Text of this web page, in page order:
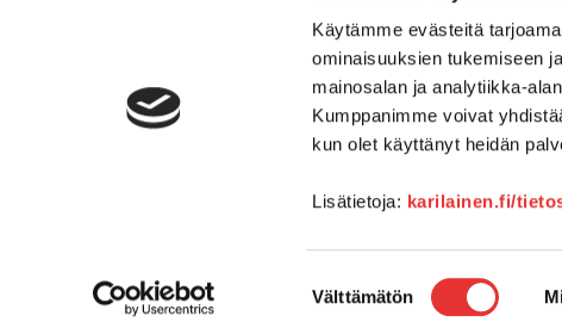
Käytämme evästeitä
ominaisuuksien tukemiseen
mainosalan ja analytiikka-
Kumppanimme voivat
kun olet käyttänyt heidän
Lisätietoja: karilainen.fi/
valinta
Välttämätön
Stiga
Veneet
Kelkat ja